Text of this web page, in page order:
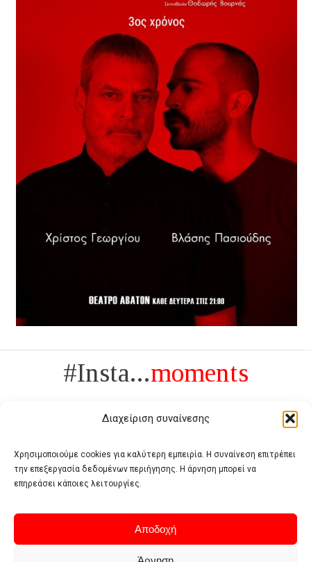
Διαχείριση συναίνεσης
Χρησιμοποιούμε cookies για καλύτερη εμπειρία. Η συναίνεση επιτρέπει
την επεξεργασία δεδομένων περιήγησης. Η άρνηση μπορεί να
επηρεάσει κάποιες λειτουργίες.
Αποδοχή
#Insta...moments
Πολυτέλεια δεν είναι το αντίθετο της ανέχειας, είναι το αντίθετο της